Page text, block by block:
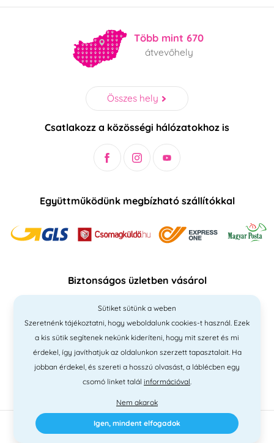
Több mint 670
átvevőhely
Összes hely
Csatlakozz a közösségi hálózatokhoz is
Együttműködünk megbízható szállítókkal
Biztonságos üzletben vásárol
2010 - 2026 © PNM International Kft. • technikai választék Simplia
Sütiket sütünk a weben
Szeretnénk tájékoztatni, hogy weboldalunk cookies-t használ. Ezek
a kis sütik segítenek nekünk kideríteni, hogy mit szeret és mi
érdekel, így javíthatjuk az oldalunkon szerzett tapasztalait. Ha
jobban érdekel, és szereti a hosszú olvasást, a láblécben egy
csomó linket talál információval.
Nem akarok
Igen, mindent elfogadok